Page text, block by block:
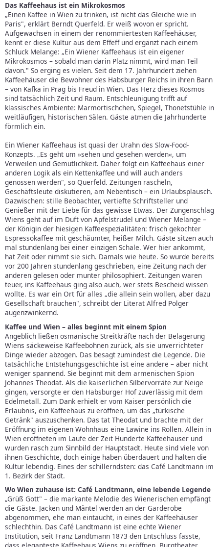
Das Kaffeehaus ist ein Mikrokosmos
„Einen Kaffee in Wien zu trinken, ist nicht das Gleiche wie in
Paris", erklärt Berndt Querfeld. Er weiß wovon er spricht.
Aufgewachsen in einem der renommiertesten Kaffeehäuser,
kennt er diese Kultur aus dem Effeff und ergänzt nach einem
Schluck Melange: „Ein Wiener Kaffeehaus ist ein eigener
Mikrokosmos – sobald man darin Platz nimmt, wird man Teil
davon." So erging es vielen. Seit dem 17. Jahrhundert ziehen
Kaffeehäuser die Bewohner des Habsburger Reichs in ihren Bann
– von Kafka in Prag bis Freud in Wien. Das Herz dieses Kosmos
sind tatsächlich Zeit und Raum. Entschleunigung trifft auf
klassisches Ambiente: Marmortischchen, Spiegel, Thonetstühle in
weitläufigen, historischen Sälen. Gäste atmen die Jahrhunderte
förmlich ein.
Ein Wiener Kaffeehaus ist quasi der Urahn des Slow-Food-
Konzepts. „Es geht um »sehen und gesehen werden«, um
Verweilen und Gemütlichkeit. Daher folgt ein Kaffeehaus einer
anderen Logik als ein Kettenkaffee und will auch anders
genossen werden", so Querfeld. Zeitungen rascheln,
Geschäftsleute diskutieren, am Nebentisch – ein Urlaubsplausch.
Dazwischen: stille Beobachter, vertiefte Schriftsteller und
Genießer mit der Liebe für das gewisse Etwas. Der Zungenschlag
Wiens geht auf im Duft von Apfelstrudel und Wiener Melange –
der Königin der hiesigen Kaffeespezialitäten: frisch gekochter
Espressokaffee mit geschäumter, heißer Milch. Gäste sitzen auch
mal stundenlang bei einer einzigen Schale. Wer hier ankommt,
hat Zeit oder nimmt sie sich. Damals wie heute. So wurde bereits
vor 200 Jahren stundenlang geschrieben, eine Zeitung nach der
anderen gelesen oder munter philosophiert. Zeitungen waren
teuer, ins Kaffeehaus ging also auch, wer stets Bescheid wissen
wollte. Es war ein Ort für alles „die allein sein wollen, aber dazu
Gesellschaft brauchen", schreibt der Literat Alfred Polger
augenzwinkernd.
Kaffee und Wien – alles beginnt mit einem Spion
Angeblich ließen osmanische Streitkräfte nach der Belagerung
Wiens säckeweise Kaffeebohnen zurück, als sie unverrichteter
Dinge wieder abzogen. Das besagt zumindest die Legende. Die
tatsächliche Entstehungsgeschichte ist eine andere – aber nicht
weniger spannend. Sie beginnt mit dem armenischen Spion
Johannes Theodat. Als die kaiserlichen Silbervorräte zur Neige
gingen, versorgte er den Habsburger Hof zuverlässig mit dem
Edelmetall. Zum Dank erhielt er vom Kaiser persönlich die
Erlaubnis, ein Kaffeehaus zu eröffnen, um das „türkische
Getränk" auszuschenken. Das tat Theodat und brachte mit der
Eröffnung im eigenen Wohnhaus eine Lawine ins Rollen. Allein in
Wien eröffneten im Laufe der Zeit Hunderte Kaffeehäuser und
wurden rasch zum Sinnbild der Hauptstadt. Heute sind viele von
ihnen Geschichte, doch einige haben überdauert und halten die
Kultur lebendig. Eines der schillerndsten: das Café Landtmann im
1. Bezirk der Stadt.
Wo Wien zuhause ist: Café Landtmann, eine lebende Legende
„Grüß Gott" – die markante Melodie des Wienerischen empfängt
die Gäste. Jacken und Mäntel werden an der Garderobe
abgenommen, ehe man eintaucht, in eines der Kaffeehäuser
schlechthin. Das Café Landtmann ist eine echte Wiener
Institution, seit Franz Landtmann 1873 den Entschluss fasste,